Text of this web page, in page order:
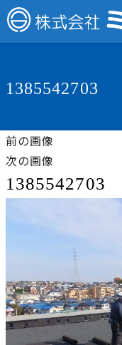
1385542703
前の画像
次の画像
1385542703